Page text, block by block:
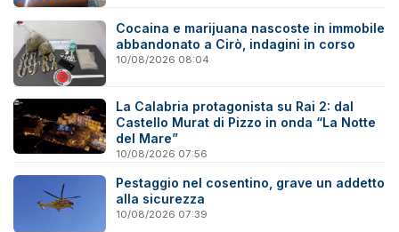
Cocaina e marijuana nascoste in immobile
abbandonato a Cirò, indagini in corso
10/08/2026 08:04
La Calabria protagonista su Rai 2: dal
Castello Murat di Pizzo in onda “La Notte
del Mare”
10/08/2026 07:56
Pestaggio nel cosentino, grave un addetto
alla sicurezza
10/08/2026 07:39